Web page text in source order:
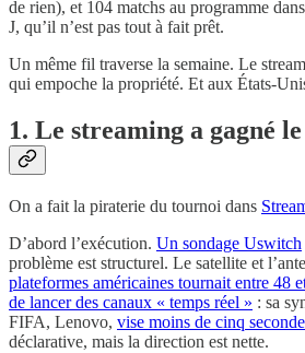
de rien), et 104 matchs au programme
J, qu’il n’est pas tout à fait prêt.
Un même fil traverse la semaine. Le
qui empoche la propriété. Et aux États-
1. Le streaming a gagné
On a fait la piraterie du tournoi dans
D’abord l’exécution. Un sondage Uswitch
problème est structurel. Le satellite et
plateformes américaines tournait entre 48
de lancer des canaux « temps réel » : sa
FIFA, Lenovo, vise moins de cinq
déclarative, mais la direction est nette.